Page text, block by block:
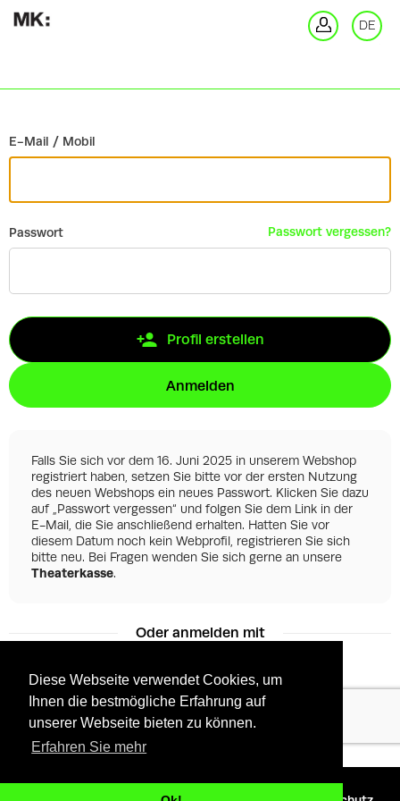
Diese Webseite verwendet Cookies, um
Ihnen die bestmögliche Erfahrung auf
unserer Webseite bieten zu können.
Erfahren Sie mehr
DE
E-Mail / Mobil
Passwort Passwort vergessen?
Profil erstellen
Anmelden
Falls Sie sich vor dem 16. Juni 2025 in unserem Webshop
registriert haben, setzen Sie bitte vor der ersten Nutzung
des neuen Webshops ein neues Passwort. Klicken Sie dazu
auf „Passwort vergessen“ und folgen Sie dem Link in der
E-Mail, die Sie anschließend erhalten. Hatten Sie vor
diesem Datum noch kein Webprofil, registrieren Sie sich
bitte neu. Bei Fragen wenden Sie sich gerne an unsere
Theaterkasse.
Oder anmelden mit
Facebook